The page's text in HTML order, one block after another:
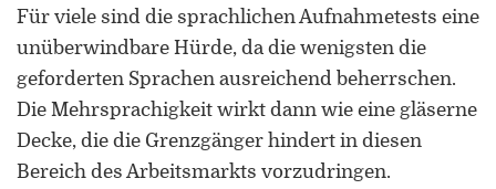
Für viele sind die sprachlichen Aufnahmetests eine
unüberwindbare Hürde, da die wenigsten die
geforderten Sprachen ausreichend beherrschen.
Die Mehrsprachigkeit wirkt dann wie eine gläserne
Decke, die die Grenzgänger hindert in diesen
Bereich des Arbeitsmarkts vorzudringen.